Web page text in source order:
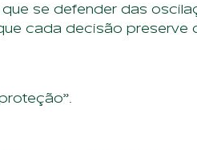
se defender das
cada decisão